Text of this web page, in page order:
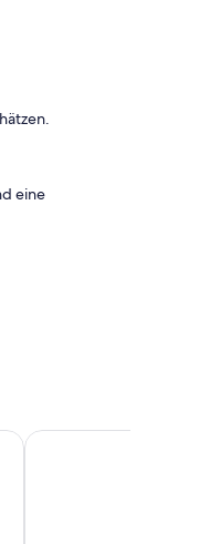
eine
Radisson Hotel Leipzig